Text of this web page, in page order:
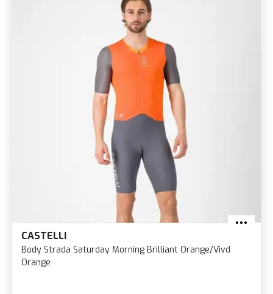
CASTELLI
Body Strada Saturday Morning Brilliant Orange/Vivd
Orange